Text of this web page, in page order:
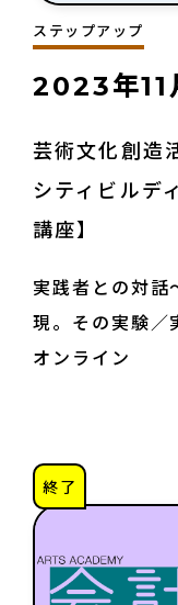
ステップアップ
2023年11
芸術文化創造
シティビルデ
講座】
実践者との対話
現。その実験／
オンライン
終了